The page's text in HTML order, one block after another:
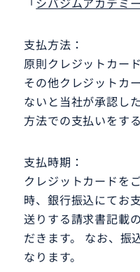
支払方法：
原則クレジットカー
その他クレジットカ
ないと当社が承認し
方法での支払いをす
支払時期：
クレジットカードを
時、銀行振込にてお
送りする請求書記載
だきます。 なお、振
なります。